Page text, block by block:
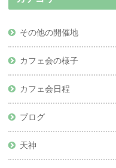
その他の開催地
カフェ会の様子
カフェ会日程
ブログ
天神